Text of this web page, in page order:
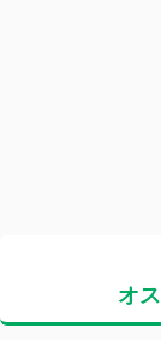
オ